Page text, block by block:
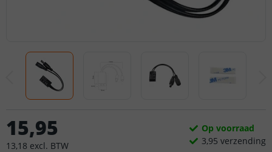
15,95
13,18 excl. BTW
Op voorraad
3,95 verzending